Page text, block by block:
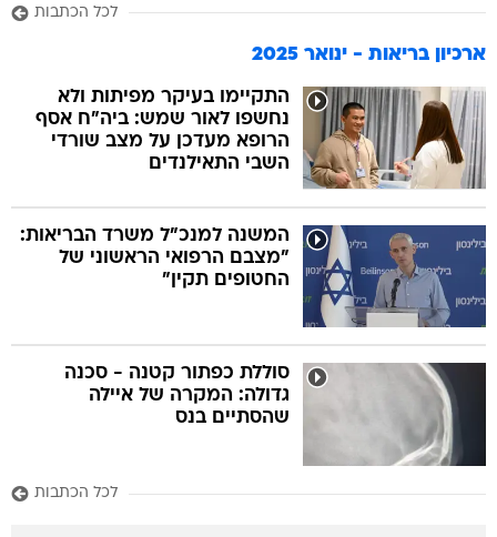
לכל הכתבות
ארכיון בריאות - ינואר 2025
התקיימו בעיקר מפיתות ולא
נחשפו לאור שמש: ביה"ח אסף
הרופא מעדכן על מצב שורדי
השבי התאילנדים
המשנה למנכ"ל משרד הבריאות:
"מצבם הרפואי הראשוני של
החטופים תקין"
סוללת כפתור קטנה - סכנה
גדולה: המקרה של איילה
שהסתיים בנס
לכל הכתבות